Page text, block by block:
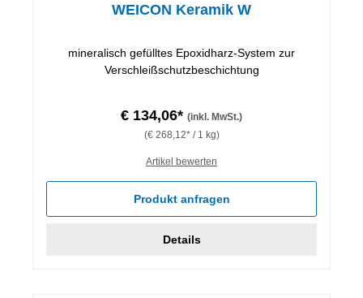
WEICON Keramik W
mineralisch gefülltes Epoxidharz-System zur
Verschleißschutzbeschichtung
€ 134,06* (inkl. MwSt.)
(€ 268,12* / 1 kg)
Artikel bewerten
Produkt anfragen
Details